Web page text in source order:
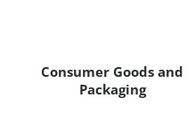
Consumer Goods and
Packaging